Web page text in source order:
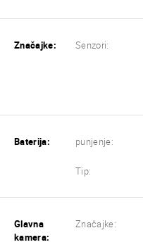
Značajke: Senzori:
Baterija: punjenje:
Tip:
Glavna
kamera:
Značajke: